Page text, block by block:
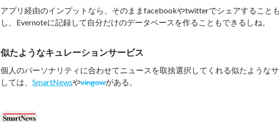
アプリ経由のインプットなら、そのままfacebookやtwitterでシェアすること
し、Evernoteに記録して自分だけのデータベースを作ることもできるしね。
似たようなキュレーションサービス
個人のパーソナリティに合わせてニュースを取捨選択してくれる似たような
しては、 SmartNewsやvingowがある。